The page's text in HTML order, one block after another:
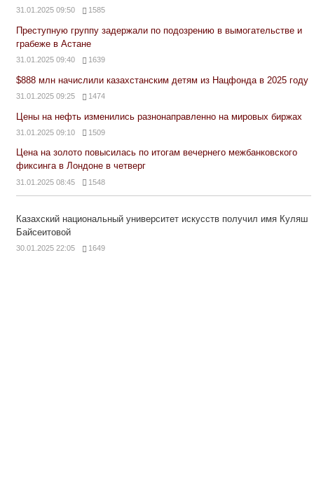
31.01.2025 09:50 1585
Преступную группу задержали по подозрению в вымогательстве и
грабеже в Астане
31.01.2025 09:40 1639
$888 млн начислили казахстанским детям из Нацфонда в 2025 году
31.01.2025 09:25 1474
Цены на нефть изменились разнонаправленно на мировых биржах
31.01.2025 09:10 1509
Цена на золото повысилась по итогам вечернего межбанковского
фиксинга в Лондоне в четверг
31.01.2025 08:45 1548
Казахский национальный университет искусств получил имя Куляш
Байсеитовой
30.01.2025 22:05 1649